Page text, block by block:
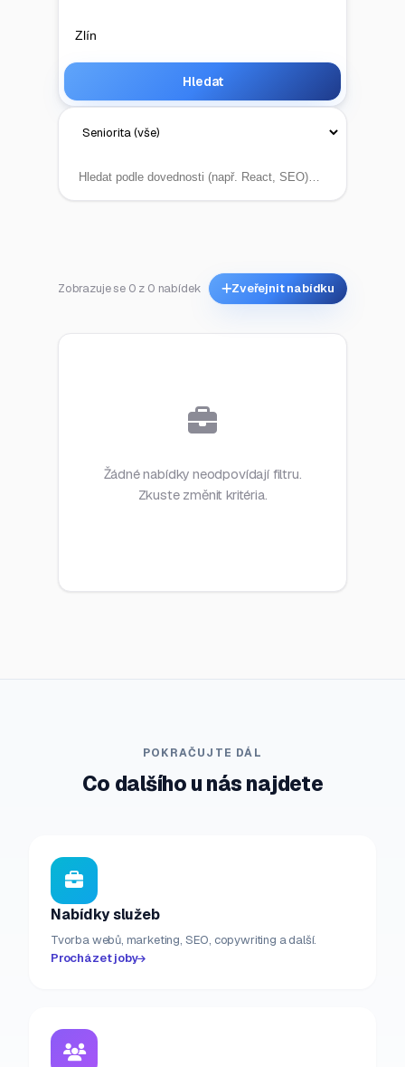
Hledat
Zobrazuje se 0 z 0 nabídek Zveřejnit nabídku
Žádné nabídky neodpovídají filtru.
Zkuste změnit kritéria.
POKRAČUJTE DÁL
Co dalšího u nás najdete
Nabídky služeb
Tvorba webů, marketing, SEO, copywriting a další.
Procházet joby